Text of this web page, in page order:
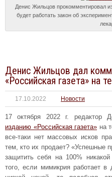
Денис Жильцов прокомментировал
будет работать закон об
Денис Жильцов дал
«Российская газета» на
17.10.2022 Новости
17 октября 2022 г. редактор
изданию «Российская газета» на
все-таки нет массовых исков
тем, кто их продает? «Успешные
защитить себя на 100%
того, если мимикрия работает